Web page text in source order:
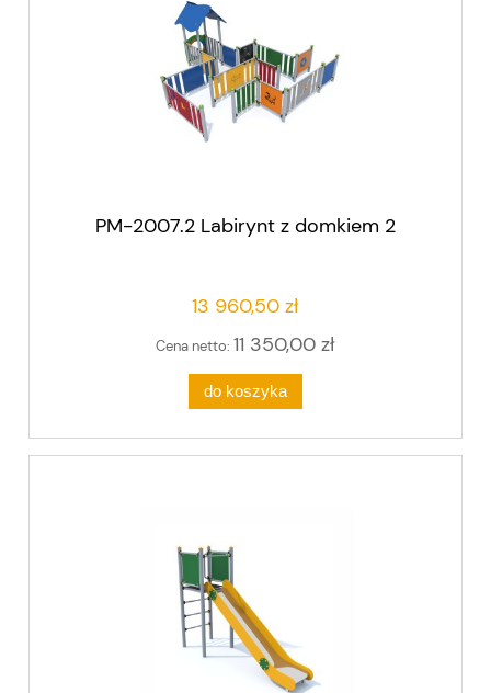
PM-2007.2 Labirynt z domkiem 2
13 960,50 zł
Cena netto: 11 350,00 zł
do koszyka